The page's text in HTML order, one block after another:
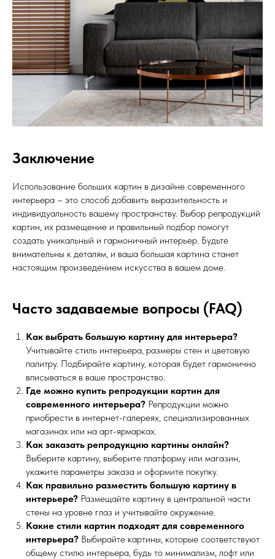
Заключение
Использование больших картин в дизайне современного
интерьера – это способ добавить выразительность и
индивидуальность вашему пространству. Выбор репродукций
картин, их размещение и правильный подбор помогут
создать уникальный и гармоничный интерьер. Будьте
внимательны к деталям, и ваша большая картина станет
настоящим произведением искусства в вашем доме.
Часто задаваемые вопросы (FAQ)
Как выбрать большую картину для интерьера?
Учитывайте стиль интерьера, размеры стен и цветовую
палитру. Подбирайте картину, которая будет гармонично
вписываться в ваше пространство.
Где можно купить репродукции картин для
современного интерьера? Репродукции можно
приобрести в интернет-галереях, специализированных
магазинах или на арт-ярмарках.
Как заказать репродукцию картины онлайн?
Выберите картину, выберите платформу или магазин,
укажите параметры заказа и оформите покупку.
Как правильно разместить большую картину в
интерьере? Размещайте картину в центральной части
стены на уровне глаз и учитывайте окружение.
Какие стили картин подходят для современного
интерьера? Выбирайте картины, которые соответствуют
общему стилю интерьера, будь то минимализм, лофт или
О нас
Мебель
Картины
Услуги
А еще мы делаем
изделия на заказ
Дизайн мастерская RIDS2.0®
Москва - производство картин
на холсте ( Москва,
Полимерная дом 8 \ ПН-ПТ 9-
предварительной записи)
Сочи - Производство дверей и
мебели (Доставка по РФ )
Связь с нами:
Из-за большого количества
спама предпочитаем общение
через мессенджеры. Главный
ridsloft@gmail.com
В КАТАЛОГ
Оплата
Яндекс отзывы